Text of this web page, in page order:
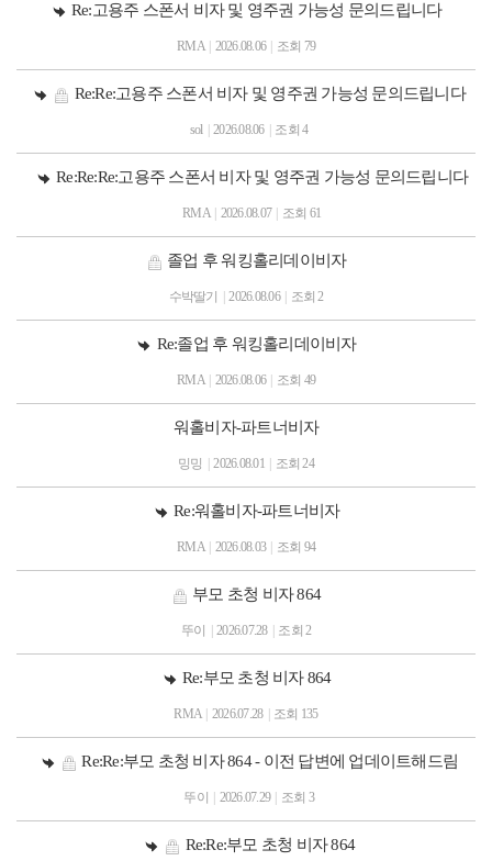
Re:고용주 스폰서 비자 및 영주권 가능성 문의드립니다
RMA 2026.08.06 조회 79
Re:Re:고용주 스폰서 비자 및 영주권 가능성 문의드립니다
sol 2026.08.06 조회 4
Re:Re:Re:고용주 스폰서 비자 및 영주권 가능성 문의드립니다
RMA 2026.08.07 조회 61
졸업 후 워킹홀리데이비자
수박딸기 2026.08.06 조회 2
Re:졸업 후 워킹홀리데이비자
RMA 2026.08.06 조회 49
워홀비자-파트너비자
밍밍 2026.08.01 조회 24
Re:워홀비자-파트너비자
RMA 2026.08.03 조회 94
부모 초청 비자 864
뚜이 2026.07.28 조회 2
Re:부모 초청 비자 864
RMA 2026.07.28 조회 135
Re:Re:부모 초청 비자 864 - 이전 답변에 업데이트해드림
뚜이 2026.07.29 조회 3
Re:Re:부모 초청 비자 864